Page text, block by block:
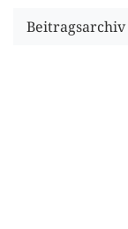
Beitragsarchiv